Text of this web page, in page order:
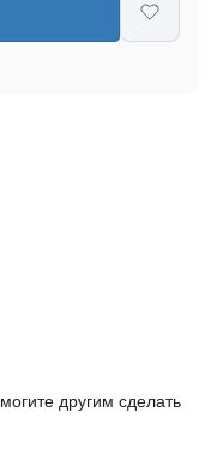
другим сделать